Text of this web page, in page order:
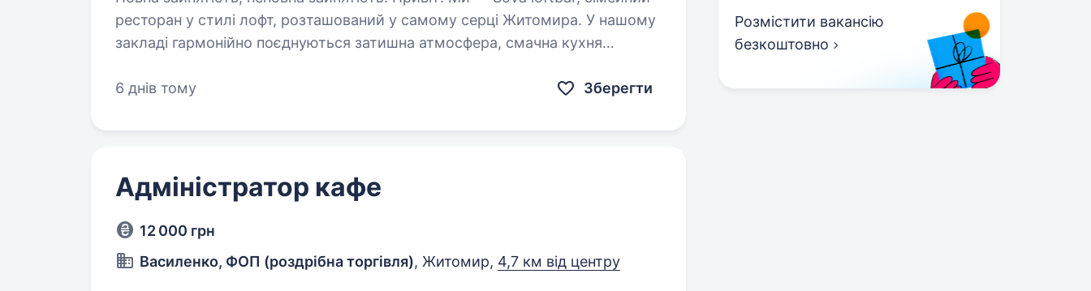
ресторан у стилі лофт, розташований у самому серці Житомира. У нашому
закладі гармонійно поєднуються затишна атмосфера, смачна кухня
6 днів тому
Зберегти
Адміністратор кафе
12 000 грн
Василенко, ФОП (роздрібна торгівля), Житомир, 4,7 км від центру
Розмістити вакансію
безкоштовно